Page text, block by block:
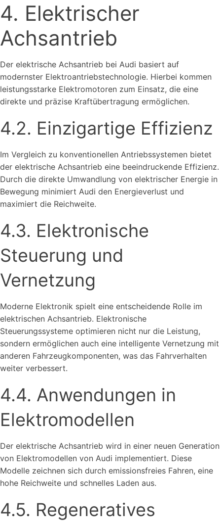
4. Elektrischer
Achsantrieb
Der elektrische Achsantrieb bei Audi basiert auf
modernster Elektroantriebstechnologie. Hierbei kommen
leistungsstarke Elektromotoren zum Einsatz, die eine
direkte und präzise Kraftübertragung ermöglichen.
4.2. Einzigartige Effizienz
Im Vergleich zu konventionellen Antriebssystemen bietet
der elektrische Achsantrieb eine beeindruckende Effizienz.
Durch die direkte Umwandlung von elektrischer Energie in
Bewegung minimiert Audi den Energieverlust und
maximiert die Reichweite.
4.3. Elektronische
Steuerung und
Vernetzung
Moderne Elektronik spielt eine entscheidende Rolle im
elektrischen Achsantrieb. Elektronische
Steuerungssysteme optimieren nicht nur die Leistung,
sondern ermöglichen auch eine intelligente Vernetzung mit
anderen Fahrzeugkomponenten, was das Fahrverhalten
weiter verbessert.
4.4. Anwendungen in
Elektromodellen
Der elektrische Achsantrieb wird in einer neuen Generation
von Elektromodellen von Audi implementiert. Diese
Modelle zeichnen sich durch emissionsfreies Fahren, eine
hohe Reichweite und schnelles Laden aus.
4.5. Regeneratives